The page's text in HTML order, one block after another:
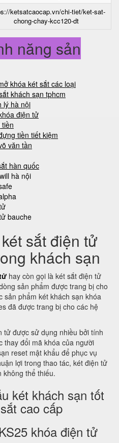
ketsatcaocap.vn/chi-tiet/ket-sat-
chong-chay-kcc120-dt
năng sản
khóa két sắt các loại
khách sạn tphcm
lý hà nội
điện tử
tiền tiết kiệm
văn tần
hàn quốc
hà nội
bauche
sắt điện tử
khách sạn
hay còn gọi là két sắt điện tử
sản phẩm được trang bị cho
sản phẩm két khách sạn khóa
đã được trang bị cho các hệ
tử được sử dụng nhiều bởi tính
thay đổi mã khóa của người
reset mật khẩu để phục vụ
lợi trong thao tác, két điện tử
không thể thiếu.
két khách sạn tốt
cao cấp
khóa điện tử